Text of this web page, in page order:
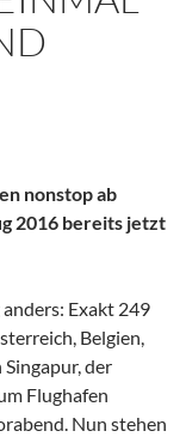
nonstop ab
2016 bereits jetzt
Exakt 249
Belgien,
der
Flughafen
Nun stehen